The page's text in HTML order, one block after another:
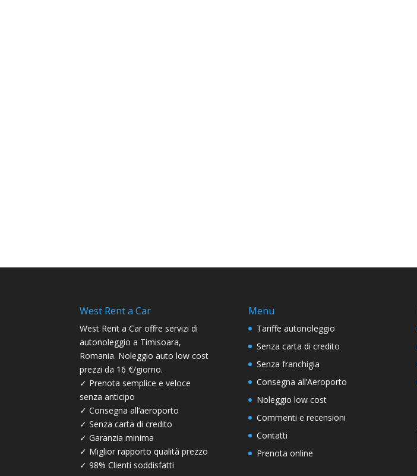
West Rent a Car
West Rent a Car offre servizi di
autonoleggio a Timisoara,
Romania. Noleggio auto low cost
prezzi da 16 €/giorno.
✓ Prenota semplice e veloce
senza anticipo
✓ Consegna all’aeroporto
✓ Senza carta di credito
✓ Garanzia minima
✓ Miglior rapporto qualità prezzo
✓ 98% Clienti soddisfatti
Menu
Tariffe autonoleggio
Senza carta di credito
Senza franchigia
Consegna all’Aeroporto
Noleggio low cost
Commenti e recensioni
Contatti
Prenota online